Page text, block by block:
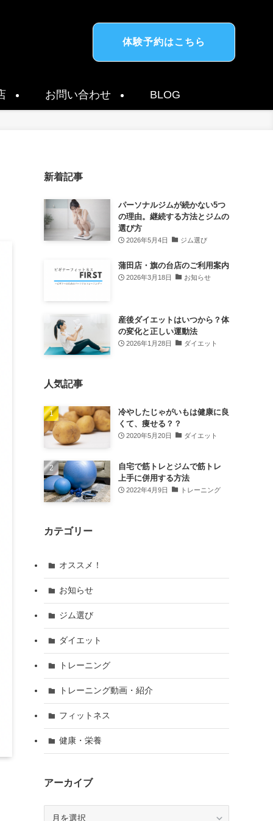
お問い合わせ BLOG
体験予約はこちら
新着記事
パーソナルジムが続かない5つ
の理由。継続する方法とジムの
選び方
2026年5月4日 ジム選び
蒲田店・旗の台店のご利用案内
2026年3月18日 お知らせ
産後ダイエットはいつから？体
の変化と正しい運動法
2026年1月28日 ダイエット
人気記事
冷やしたじゃがいもは健康に良
くて、痩せる？？
2020年5月20日 ダイエット
自宅で筋トレとジムで筋トレ
上手に併用する方法
2022年4月9日 トレーニング
カテゴリー
オススメ！
お知らせ
ジム選び
ダイエット
トレーニング
トレーニング動画・紹介
フィットネス
健康・栄養
アーカイブ